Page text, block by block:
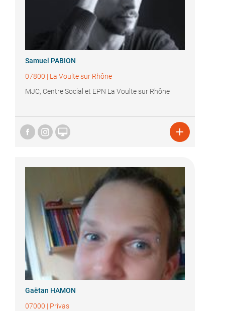
Samuel PABION
07800 | La Voulte sur Rhône
MJC, Centre Social et EPN La Voulte sur Rhône
 
Gaëtan HAMON
07000 | Privas